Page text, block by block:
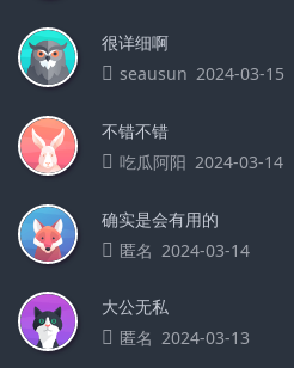
很详细啊
seausun 2024-03-15
不错不错
吃瓜阿阳 2024-03-14
确实是会有用的
匿名 2024-03-14
大公无私
匿名 2024-03-13